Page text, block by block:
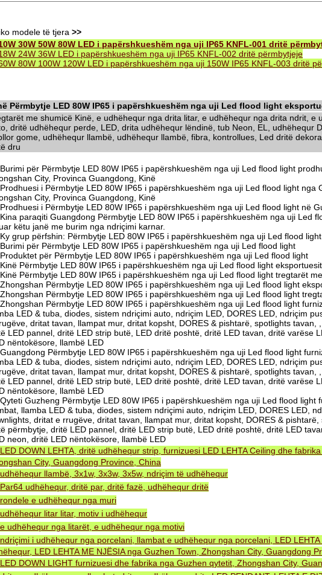
modele të tjera >>
30W 50W 80W LED i papërshkueshëm nga uji IP65 KNFL-001 dritë
24W 36W LED i papërshkueshëm nga uji IP65 KNFL-002 dritë përmbytjeje
80W 100W 120W LED i papërshkueshëm nga uji 150W IP65 KNFL-003 dritë
Përmbytje LED 80W IP65 i papërshkueshëm nga uji Led flood light
me shumicë Kinë, e udhëhequr nga drita litar, e udhëhequr nga drita ndrit, e
dritë udhëhequr perde, LED, drita udhëhequr lëndinë, tub Neon, EL, udhëhequr
gome, udhëhequr llambë, udhëhequr llambë, fibra, kontrollues, Led dritë
dru
Burimi për Përmbytje LED 80W IP65 i papërshkueshëm nga uji Led flood light
City, Provinca Guangdong, Kinë
Prodhuesi i Përmbytje LED 80W IP65 i papërshkueshëm nga uji Led flood light nga
City, Provinca Guangdong, Kinë
Prodhuesi i Përmbytje LED 80W IP65 i papërshkueshëm nga uji Led flood light në
Kina paraqiti Guangdong Përmbytje LED 80W IP65 i papërshkueshëm nga uji Led
këtu janë me burim nga ndriçimi karnar.
Ky grup përfshin: Përmbytje LED 80W IP65 i papërshkueshëm nga uji Led flood light
Burimi për Përmbytje LED 80W IP65 i papërshkueshëm nga uji Led flood light
Produktet për Përmbytje LED 80W IP65 i papërshkueshëm nga uji Led flood light
Kinë Përmbytje LED 80W IP65 i papërshkueshëm nga uji Led flood light eksportuesit
Kinë Përmbytje LED 80W IP65 i papërshkueshëm nga uji Led flood light tregtarët
Zhongshan Përmbytje LED 80W IP65 i papërshkueshëm nga uji Led flood light
Zhongshan Përmbytje LED 80W IP65 i papërshkueshëm nga uji Led flood light
Zhongshan Përmbytje LED 80W IP65 i papërshkueshëm nga uji Led flood light
LED & tuba, diodes, sistem ndriçimi auto, ndriçim LED, DORES LED, ndriçim
dritat tavan, llampat mur, dritat kopsht, DORES & pishtarë, spotlights tavan,
LED pannel, dritë LED strip butë, LED dritë poshtë, dritë LED tavan, dritë varëse
nëntokësore, llambë LED
Guangdong Përmbytje LED 80W IP65 i papërshkueshëm nga uji Led flood light
LED & tuba, diodes, sistem ndriçimi auto, ndriçim LED, DORES LED, ndriçim
dritat tavan, llampat mur, dritat kopsht, DORES & pishtarë, spotlights tavan,
LED pannel, dritë LED strip butë, LED dritë poshtë, dritë LED tavan, dritë varëse
nëntokësore, llambë LED
Qyteti Guzheng Përmbytje LED 80W IP65 i papërshkueshëm nga uji Led flood light
llamba LED & tuba, diodes, sistem ndriçimi auto, ndriçim LED, DORES LED,
dritat e rrugëve, dritat tavan, llampat mur, dritat kopsht, DORES &
përmbytje, dritë LED pannel, dritë LED strip butë, LED dritë poshtë, dritë LED
neon, dritë LED nëntokësore, llambë LED
LED DOWN LEHTA, dritë udhëhequr strip, furnizuesi LED LEHTA Ceiling dhe
City, Guangdong Province, China
udhëhequr llambë, 3x1w, 3x3w, 3x5w, ndriçim të udhëhequr
Par64 udhëhequr, dritë par, dritë fazë, udhëhequr dritë
rondele e udhëhequr nga muri
udhëhequr litar litar, motiv i udhëhequr
e udhëhequr nga litarët, e udhëhequr nga motivi
ndriçimi i udhëhequr nga porcelani, llambat e udhëhequr nga porcelani, LED
LED LEHTA ME NJËSIA nga Guzhen Town, Zhongshan City, Guangdong
LED DOWN LIGHT furnizuesi dhe fabrika nga Guzhen qytetit, Zhongshan City,